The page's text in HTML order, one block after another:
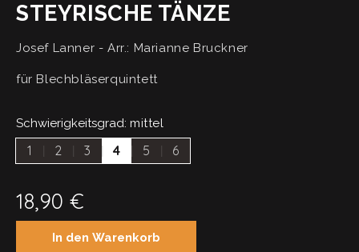
STEYRISCHE TÄNZE
Josef Lanner - Arr.: Marianne Bruckner
für Blechbläserquintett
Schwierigkeitsgrad: mittel
1 2 3 4 5 6
18,90 €
In den Warenkorb